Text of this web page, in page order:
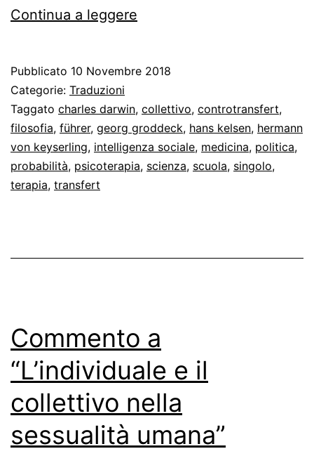
Continua a leggere
Pubblicato 10 Novembre 2018
Categorie: Traduzioni
Taggato charles darwin, collettivo, controtransfert,
filosofia, führer, georg groddeck, hans kelsen, hermann
von keyserling, intelligenza sociale, medicina, politica,
probabilità, psicoterapia, scienza, scuola, singolo,
terapia, transfert
Commento a
“L’individuale e il
collettivo nella
sessualità umana”